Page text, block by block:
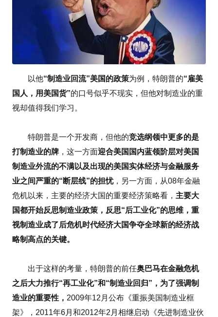
以他“制造业回流”美国的政策为例，特朗普的“雇美
国人，用美国货”的口号似乎不现实，但他对制造业的重
视却值得我们学习。
特朗普是一个开发商，但他的竞选纲领中更多的是
打制造业的牌 ，这一方面迎合美国国内蓝领阶层对美国
制造业外流的不满以及出现的美国实体经济与金融服务
业之间严重的“断层线”的担忧，另一方面，从08年金融
危机以来，主要的经济大国的重要经济策略看， 主要大
国都开始反思制造业政策，反思“后工业化”的思维，重
视制造业成了后危机时代经济大国争夺全球新的经济战
略制高点的关键。
出于这样的考量，特朗普的前任奥巴马在金融危机
之后大力推行“再工业化”和“制造业回归”，为了强调制
造业的重要性， 2009年12月公布《重振美国制造业框
架》，2011年6月和2012年2月相继启动《先进制造业伙